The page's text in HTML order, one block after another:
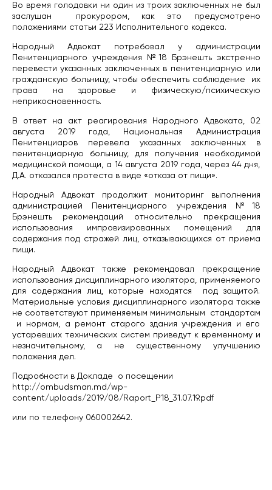
Во время голодовки ни один из троих заключенных не был
заслушан прокурором, как это предусмотрено
положениями статьи 223 Исполнительного кодекса.
Народный Адвокат потребовал у администрации
Пенитенциарного учреждения №18 Брэнешть экстренно
перевести указанных заключенных в пенитенциарную или
гражданскую больницу, чтобы обеспечить соблюдение их
права на здоровье и физическую/психическую
неприкосновенность.
В ответ на акт реагирования Народного Адвоката, 02
августа 2019 года, Национальная Администрация
Пенитенциаров перевела указанных заключенных в
пенитенциарную больницу, для получения необходимой
медицинской помощи, а 14 августа 2019 года, через 44 дня,
Д.А. отказался протеста в виде «отказа от пищи».
Народный Адвокат продолжит мониторинг выполнения
администрацией Пенитенциарного учреждения №18
Брэнешть рекомендаций относительно прекращения
использования импровизированных помещений для
содержания под стражей лиц, отказывающихся от приема
пищи.
Народный Адвокат также рекомендовал прекращение
использования дисциплинарного изолятора, применяемого
для содержания лиц, которые находятся под защитой.
Материальные условия дисциплинарного изолятора также
не соответствуют применяемым минимальным стандартам
и нормам, а ремонт старого здания учреждения и его
устаревших технических систем приведут к временному и
незначительному, а не существенному улучшению
положения дел.
Подробности в Докладе о посещении
http://ombudsman.md/wp-
content/uploads/2019/08/Raport_P18_31.07.19.pdf
или по телефону 060002642.